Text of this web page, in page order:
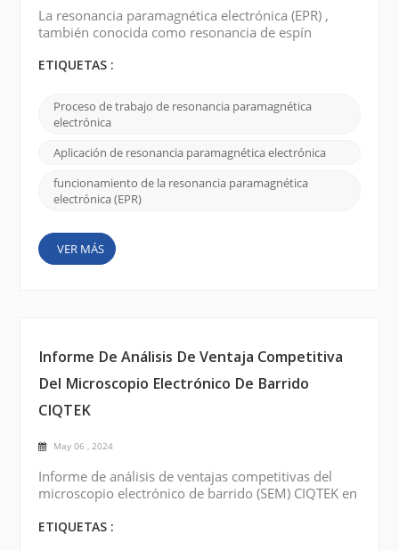
La resonancia paramagnética electrónica (EPR) ,
también conocida como resonancia de espín
estudiar las propiedades magnéticas de materiales
continuación se ofrece una breve explicación de
cómo funciona la resonancia paramagnética de
materiales, como los iones ...
ETIQUETAS :
Proceso de trabajo de resonancia paramagnética
electrónica
Aplicación de resonancia paramagnética electrónica
funcionamiento de la resonancia paramagnética
electrónica (EPR)
VER MÁS
Informe De Análisis De Ventaja Competitiva
Del Microscopio Electrónico De Barrido
CIQTEK
May 06 , 2024
Informe de análisis de ventajas competitivas del
microscopio electrónico de barrido (SEM) CIQTEK en
precio: CIQTEK SEM se compara competitivamente
ETIQUETAS :